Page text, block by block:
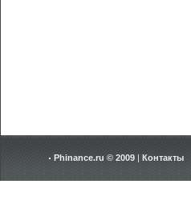
Phinance.ru © 2009 | Контакты